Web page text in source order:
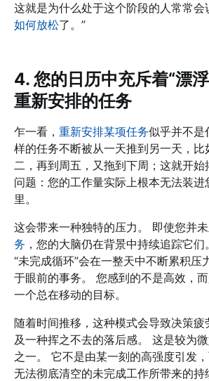
这就是为什么处于这个阶段的人常常会
如何放松了。”
4. 您的日历中充斥着“漂
重新安排的任务
乍一看， 重新安排某项任务似乎并不是
样的任务不断被从一天推到另一天，比
二，再到周五，又拖到下周；这就开始
问题：您的工作量实际上根本无法装进
里。
这会带来一种独特的压力。 即使您并
务 ，您的大脑仍在背景中持续追踪它
“未完成循环”会在一整天中不断累积压
于眼前的事务。 您感到的不是高效，
一个总在移动的目标。
随着时间推移，这种模式会导致决策疲
及一种挥之不去的落后感。 这是较为
之一。 它不是由某一刻的高强度引发
无法彻底清空的未完成工作所带来的持